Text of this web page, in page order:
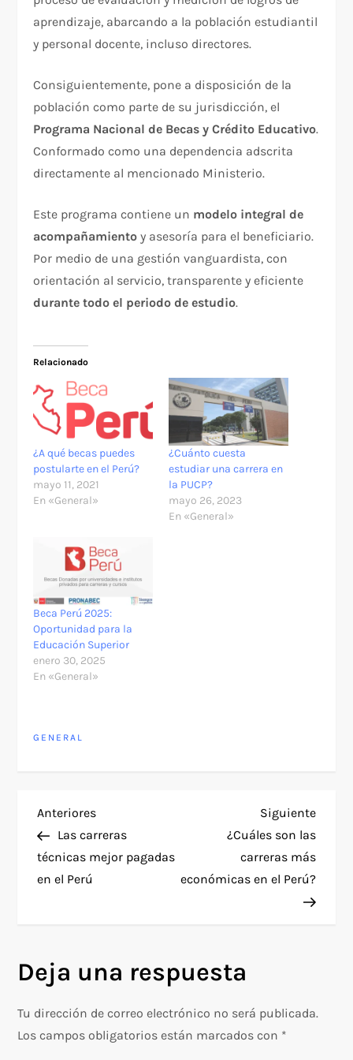
aprendizaje, abarcando a la población estudiantil
y personal docente, incluso directores.
Consiguientemente, pone a disposición de la
población como parte de su jurisdicción, el
Programa Nacional de Becas y Crédito Educativo.
Conformado como una dependencia adscrita
directamente al mencionado Ministerio.
Este programa contiene un modelo integral de
acompañamiento y asesoría para el beneficiario.
Por medio de una gestión vanguardista, con
orientación al servicio, transparente y eficiente
durante todo el periodo de estudio.
Relacionado
¿A qué becas puedes
postularte en el Perú?
mayo 11, 2021
En «General»
¿Cuánto cuesta
estudiar una carrera en
la PUCP?
mayo 26, 2023
En «General»
Beca Perú 2025:
Oportunidad para la
Educación Superior
enero 30, 2025
En «General»
GENERAL
N
a
v
g
a
c
Entrada
anterior
Anteriores
Las carreras
técnicas mejor pagadas
en el Perú
Siguiente
¿Cuáles son las
carreras más
económicas en el Perú?
Deja una respuesta
Tu dirección de correo electrónico no será publicada.
Los campos obligatorios están marcados con *